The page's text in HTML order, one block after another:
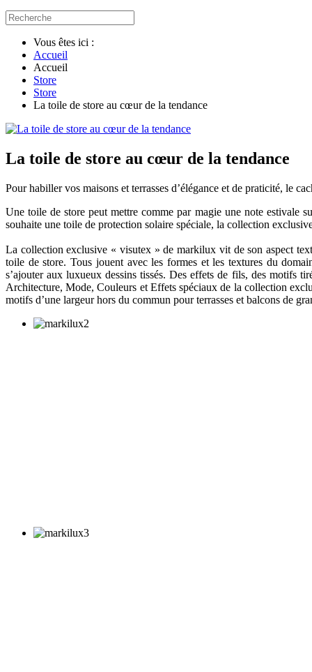
Vous êtes ici :
Accueil
Accueil
Store
Store
La toile de store au cœur de la tendance
La toile de store au cœur de la tendance
Pour habiller vos maisons et terrasses d’élégance et de praticité, le
Une toile de store peut mettre comme par magie une note estivale
souhaite une toile de protection solaire spéciale, la collection
La collection exclusive « visutex » de markilux vit de son aspect
toile de store. Tous jouent avec les formes et les textures du
s’ajouter aux luxueux dessins tissés. Des effets de fils, des motifs
Architecture, Mode, Couleurs et Effets spéciaux de la collection
motifs d’une largeur hors du commun pour terrasses et balcons de